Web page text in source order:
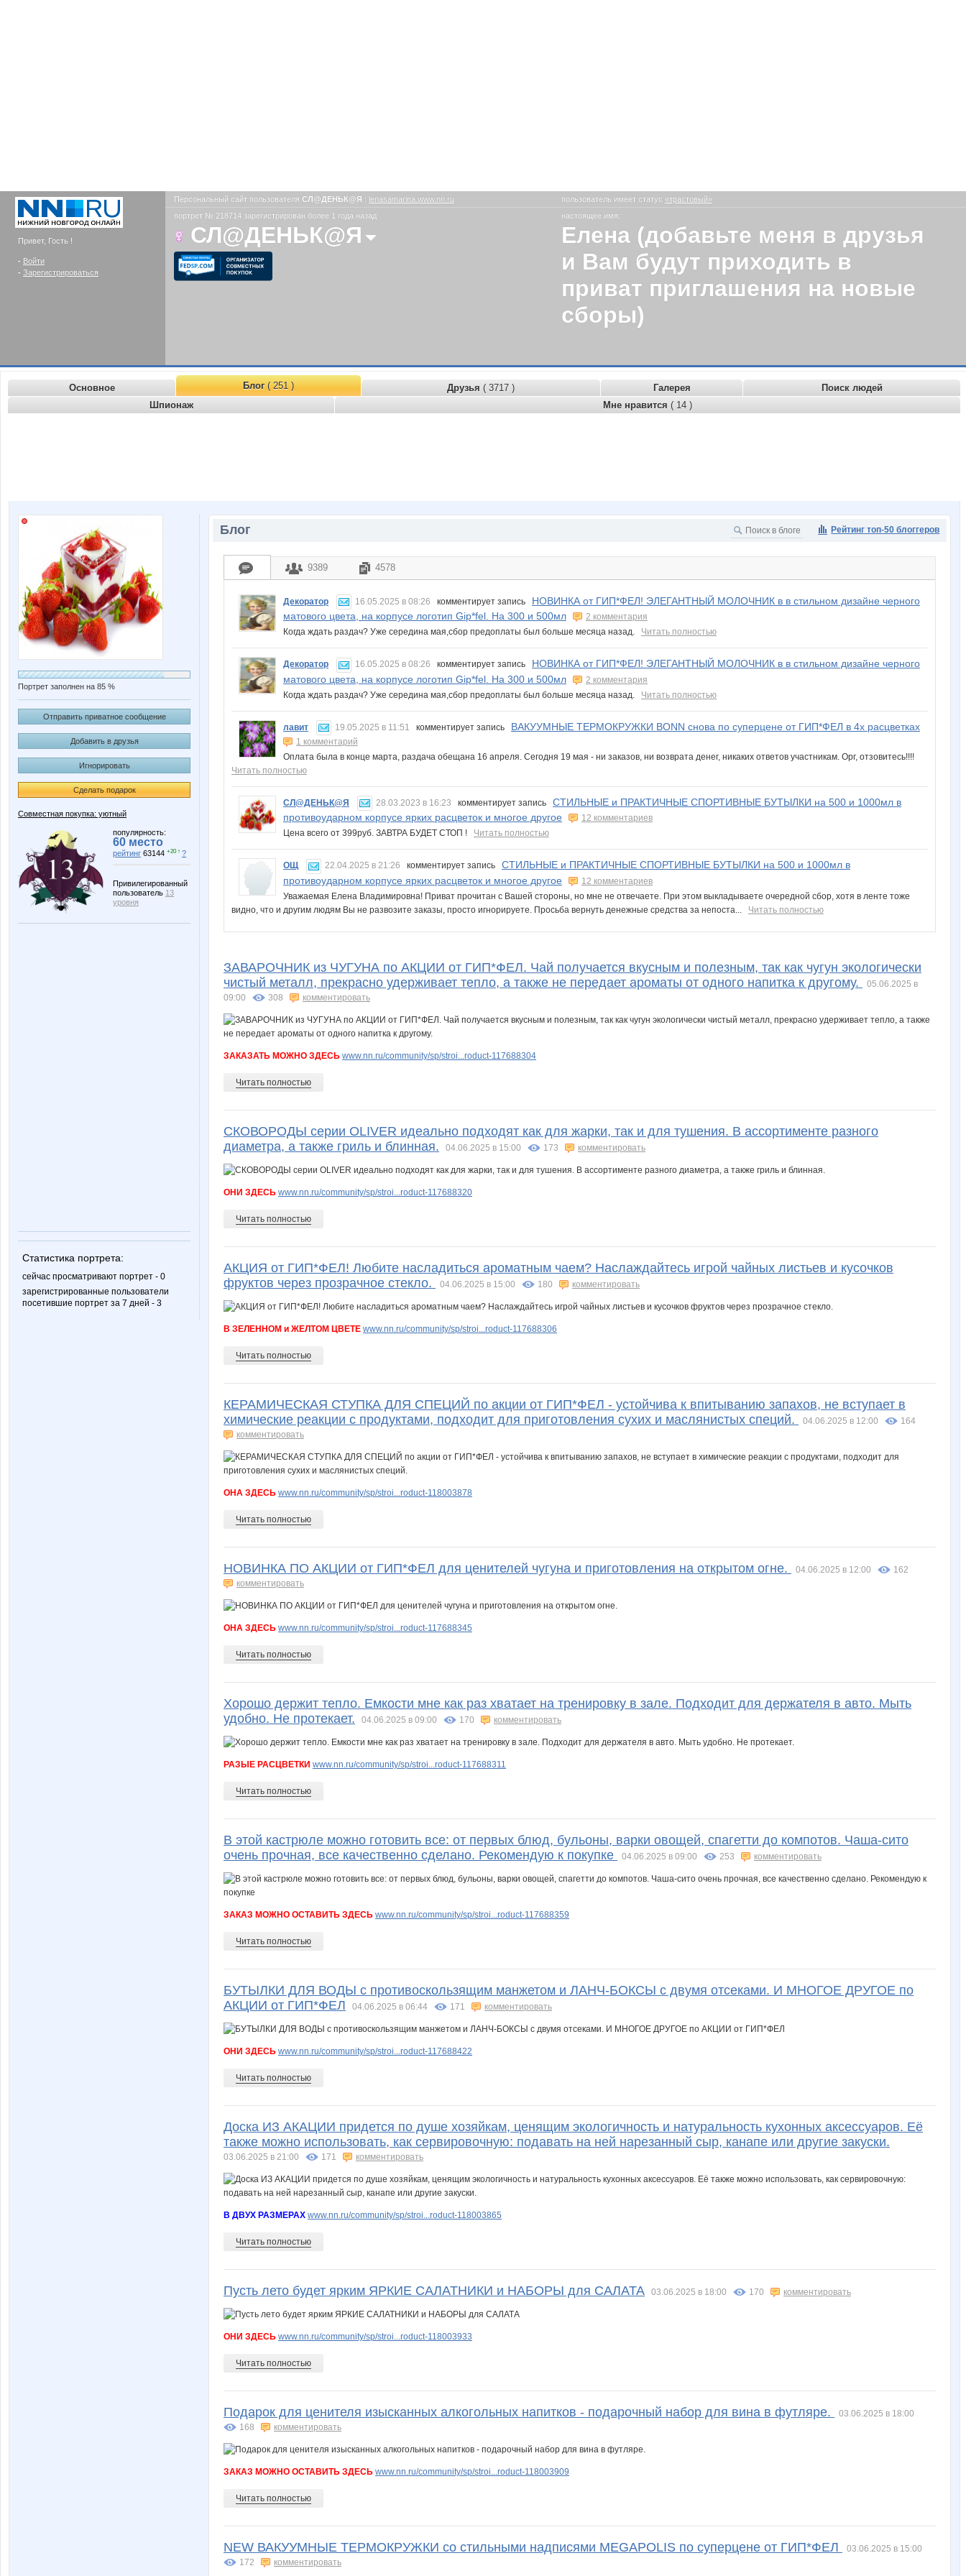
Привет, Гость !
- Войти
- Зарегистрироваться
Персональный сайт пользователя СЛ@ДЕНЬК@Я : lenasamarina.www.nn.ru пользователь имеет статус «трастовый»
портрет № 218714 зарегистрирован более 1 года назад
СЛ@ДЕНЬК@Я
настоящее имя:
Елена (добавьте меня в друзья
и Вам будут приходить в
приват приглашения на новые
сборы)
Основное Блог( 251 ) Друзья ( 3717 ) Галерея
Поиск людей
Шпионаж
Мне нравится ( 14 )
Портрет заполнен на 85 %
Отправить приватное сообщение
Добавить в друзья
Игнорировать
Сделать подарок
Совместная покупка: уютный
популярность:
60 место
рейтинг 63144 +20 ↑ ?
Привилегированный
пользователь 13
уровня
Статистика портрета:
сейчас просматривают портрет - 0
зарегистрированные пользователи
посетившие портрет за 7 дней - 3
Рейтинг топ-50 блоггеров
Блог
9389 4578
Декоратор 16.05.2025 в 08:26 комментирует запись НОВИНКА от ГИП*ФЕЛ! ЭЛЕГАНТНЫЙ МОЛОЧНИК в в стильном дизайне черного
матового цвета, на корпусе логотип Gip*fel. На 300 и 500мл
2 комментария
Когда ждать раздач? Уже середина мая,сбор предоплаты был больше месяца назад. Читать полностью
Декоратор 16.05.2025 в 08:26 комментирует запись НОВИНКА от ГИП*ФЕЛ! ЭЛЕГАНТНЫЙ МОЛОЧНИК в в стильном дизайне черного
матового цвета, на корпусе логотип Gip*fel. На 300 и 500мл
2 комментария
Когда ждать раздач? Уже середина мая,сбор предоплаты был больше месяца назад. Читать полностью
лавит 19.05.2025 в 11:51 комментирует запись ВАКУУМНЫЕ ТЕРМОКРУЖКИ BONN снова по суперцене от ГИП*ФЕЛ в 4х расцветках
1 комментарий
Оплата была в конце марта, раздача обещана 16 апреля. Сегодня 19 мая - ни заказов, ни возврата денег, никаких ответов участникам. Орг, отзовитесь!!!!
Читать полностью
СЛ@ДЕНЬК@Я 28.03.2023 в 16:23 комментирует запись СТИЛЬНЫЕ и ПРАКТИЧНЫЕ СПОРТИВНЫЕ БУТЫЛКИ на 500 и 1000мл в
противоударном корпусе ярких расцветок и многое другое
12 комментариев
Цена всего от 399руб. ЗАВТРА БУДЕТ СТОП ! Читать полностью
ОЩ 22.04.2025 в 21:26 комментирует запись СТИЛЬНЫЕ и ПРАКТИЧНЫЕ СПОРТИВНЫЕ БУТЫЛКИ на 500 и 1000мл в
противоударном корпусе ярких расцветок и многое другое
12 комментариев
Уважаемая Елена Владимировна! Приват прочитан с Вашей стороны, но мне не отвечаете. При этом выкладываете очередной сбор, хотя в ленте тоже
видно, что и другим людям Вы не развозите заказы, просто игнорируете. Просьба вернуть денежные средства за непоста... Читать полностью
ЗАВАРОЧНИК из ЧУГУНА по АКЦИИ от ГИП*ФЕЛ. Чай получается вкусным и полезным, так как чугун экологически
чистый металл, прекрасно удерживает тепло, а также не передает ароматы от одного напитка к другому.
05.06.2025 в
09:00
308 комментировать
ЗАКАЗАТЬ МОЖНО ЗДЕСЬ www.nn.ru/community/sp/stroi...roduct-117688304
Читать полностью
СКОВОРОДЫ серии OLIVER идеально подходят как для жарки, так и для тушения. В ассортименте разного
диаметра, а также гриль и блинная.
04.06.2025 в 15:00 173 комментировать
ОНИ ЗДЕСЬ www.nn.ru/community/sp/stroi...roduct-117688320
Читать полностью
АКЦИЯ от ГИП*ФЕЛ! Любите насладиться ароматным чаем? Наслаждайтесь игрой чайных листьев и кусочков
фруктов через прозрачное стекло.
04.06.2025 в 15:00 180 комментировать
В ЗЕЛЕННОМ и ЖЕЛТОМ ЦВЕТЕ www.nn.ru/community/sp/stroi...roduct-117688306
Читать полностью
КЕРАМИЧЕСКАЯ СТУПКА ДЛЯ СПЕЦИЙ по акции от ГИП*ФЕЛ - устойчива к впитыванию запахов, не вступает в
химические реакции с продуктами, подходит для приготовления сухих и маслянистых специй.
04.06.2025 в 12:00
164
комментировать
ОНА ЗДЕСЬ www.nn.ru/community/sp/stroi...roduct-118003878
Читать полностью
НОВИНКА ПО АКЦИИ от ГИП*ФЕЛ для ценителей чугуна и приготовления на открытом огне. 04.06.2025 в 12:00
162
комментировать
ОНА ЗДЕСЬ www.nn.ru/community/sp/stroi...roduct-117688345
Читать полностью
Хорошо держит тепло. Емкости мне как раз хватает на тренировку в зале. Подходит для держателя в авто. Мыть
удобно. Не протекает.
04.06.2025 в 09:00 170 комментировать
РАЗЫЕ РАСЦВЕТКИ www.nn.ru/community/sp/stroi...roduct-117688311
Читать полностью
В этой кастрюле можно готовить все: от первых блюд, бульоны, варки овощей, спагетти до компотов. Чаша-сито
очень прочная, все качественно сделано. Рекомендую к покупке
04.06.2025 в 09:00 253 комментировать
ЗАКАЗ МОЖНО ОСТАВИТЬ ЗДЕСЬ www.nn.ru/community/sp/stroi...roduct-117688359
Читать полностью
БУТЫЛКИ ДЛЯ ВОДЫ с противоскользящим манжетом и ЛАНЧ-БОКСЫ с двумя отсеками. И МНОГОЕ ДРУГОЕ по
АКЦИИ от ГИП*ФЕЛ
04.06.2025 в 06:44 171 комментировать
ОНИ ЗДЕСЬ www.nn.ru/community/sp/stroi...roduct-117688422
Читать полностью
Доска ИЗ АКАЦИИ придется по душе хозяйкам, ценящим экологичность и натуральность кухонных аксессуаров. Её
также можно использовать, как сервировочную: подавать на ней нарезанный сыр, канапе или другие закуски.
03.06.2025 в 21:00 171 комментировать
В ДВУХ РАЗМЕРАХ www.nn.ru/community/sp/stroi...roduct-118003865
Читать полностью
Пусть лето будет ярким ЯРКИЕ САЛАТНИКИ и НАБОРЫ для САЛАТА 03.06.2025 в 18:00 170 комментировать
ОНИ ЗДЕСЬ www.nn.ru/community/sp/stroi...roduct-118003933
Читать полностью
Подарок для ценителя изысканных алкогольных напитков - подарочный набор для вина в футляре.
03.06.2025 в 18:00
168
комментировать
ЗАКАЗ МОЖНО ОСТАВИТЬ ЗДЕСЬ www.nn.ru/community/sp/stroi...roduct-118003909
Читать полностью
NEW ВАКУУМНЫЕ ТЕРМОКРУЖКИ со стильными надписями MEGAPOLIS по суперцене от ГИП*ФЕЛ
03.06.2025 в 15:00
172
комментировать